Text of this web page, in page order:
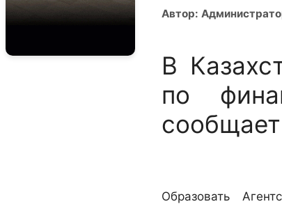
Автор:
В
по
сообщает
Образовать